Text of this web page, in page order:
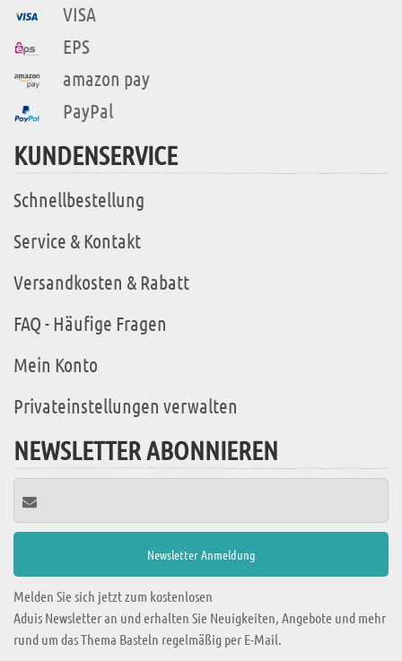
VISA
EPS
amazon pay
PayPal
KUNDENSERVICE
Schnellbestellung
Service & Kontakt
Versandkosten & Rabatt
FAQ - Häufige Fragen
Mein Konto
Privateinstellungen verwalten
NEWSLETTER ABONNIEREN
Melden Sie sich jetzt zum kostenlosen
Aduis Newsletter an und erhalten Sie Neuigkeiten, Angebote und mehr
rund um das Thema Basteln regelmäßig per E-Mail.